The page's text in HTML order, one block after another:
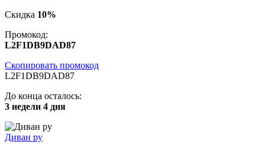
Скидка 10%
Промокод:
L2F1DB9DAD87
Скопировать промокод
L2F1DB9DAD87
До конца осталось:
3 недели 4 дня
Диван ру